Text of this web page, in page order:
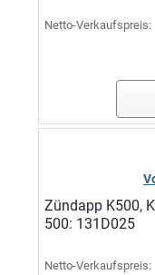
Netto-Verkaufspreis:
Zündapp K500,
500: 131D025
Netto-Verkaufspreis: